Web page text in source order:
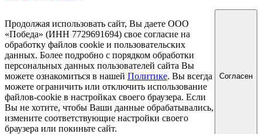
Продолжая использовать сайт, Вы даете ООО
«Победа» (ИНН 7729691694) свое согласие на
обработку файлов cookie и пользовательских
данных. Более подробно с порядком обработки
персональных данных пользователей сайта Вы
можете ознакомиться в нашей Политике. Вы всегда
можете ограничить или отключить использование
файлов-cookie в настройках своего браузера. Если
Вы не хотите, чтобы Ваши данные обрабатывались,
измените соответствующие настройки своего
браузера или покиньте сайт.
Согласен